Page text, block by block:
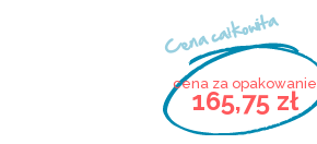
Cena całkowita
cena za opakowanie
165,75 zł